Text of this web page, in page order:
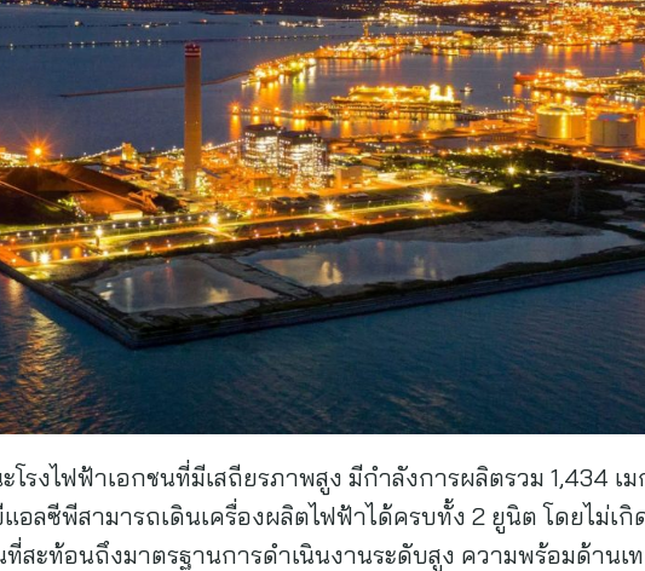
โรงไฟฟ้าเอกชนที่มีเสถียรภาพสูง มีกำลังการผลิตรวม 1,434 เ
อลซีพีสามารถเดินเครื่องผลิตไฟฟ้าได้ครบทั้ง 2 ยูนิต โดยไม่เ
สะท้อนถึงมาตรฐานการดำเนินงานระดับสูง ความพร้อมด้านเ